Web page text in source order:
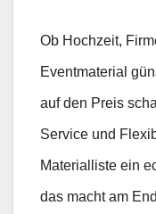
Ob Hochzeit,
Eventmaterial
auf den Preis
Service und
Materialliste ein
das macht am